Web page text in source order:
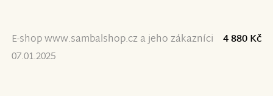
E-shop www.sambalshop.cz a jeho zákazníci
07.01.2025
4 880 Kč